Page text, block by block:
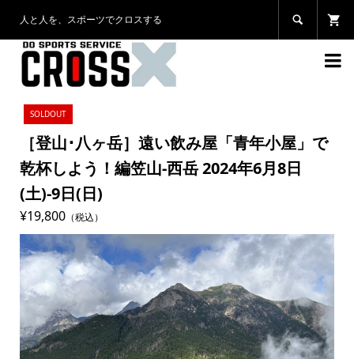
人と人を、スポーツでクロスする 

SOLDOUT
［登山･八ヶ岳］遠い飲み屋「青年小屋」で
乾杯しよう！編笠山-西岳 2024年6月8日
(土)-9日(日)
¥19,800（税込）